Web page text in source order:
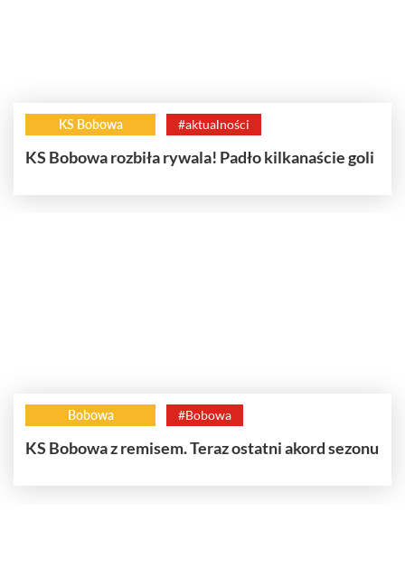
KS Bobowa #aktualności
KS Bobowa rozbiła rywala! Padło kilkanaście goli
Bobowa #Bobowa
KS Bobowa z remisem. Teraz ostatni akord sezonu